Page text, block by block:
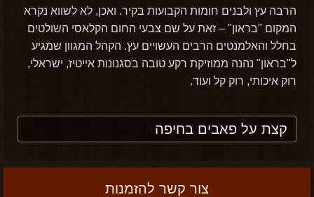
הרבה עץ ולבנים חומות הקבועות בקיר. ואכן, לא לשווא נקרא
המקום "בראון" – זאת על שם צבעי החום הקלאסי השולטים
בחלל והאלמנטים הרבים העשויים עץ. הקהל המגוון שמגיע
ל"בראון" נהנה ממוזיקת רקע טובה בסגנונות אייטיז, ישראלי,
רוק איכותי, רוק קל ועוד.
קצת על פאבים בחיפה
צור קשר להזמנות